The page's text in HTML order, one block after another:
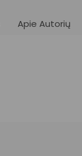
Apie Autorių